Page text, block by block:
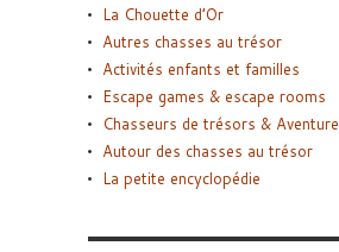
La Chouette d’Or
Autres chasses au trésor
Activités enfants et familles
Escape games & escape rooms
Chasseurs de trésors & Aventure
Autour des chasses au trésor
La petite encyclopédie